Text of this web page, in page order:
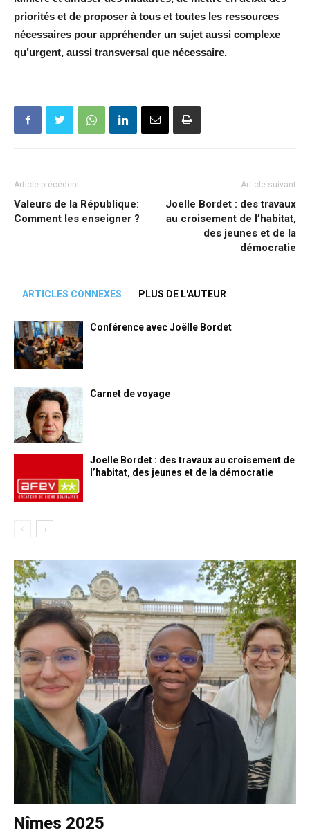
priorités et de proposer à tous et toutes les ressources
nécessaires pour appréhender un sujet aussi complexe
qu’urgent, aussi transversal que nécessaire.
Article précédent
Valeurs de la République:
Comment les enseigner ?
Article suivant
Joelle Bordet : des travaux
au croisement de l’habitat,
des jeunes et de la
démocratie
ARTICLES CONNEXES PLUS DE L'AUTEUR
Conférence avec Joëlle Bordet
Carnet de voyage
Joelle Bordet : des travaux au croisement de
l’habitat, des jeunes et de la démocratie
Nîmes 2025